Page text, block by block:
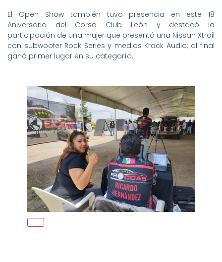
El Open Show también tuvo presencia en este 18
Aniversario del Corsa Club León y destacó la
participación de una mujer que presentó una Nissan Xtrail
con subwoofer Rock Series y medios Krack Audio; al final
ganó primer lugar en su categoría.